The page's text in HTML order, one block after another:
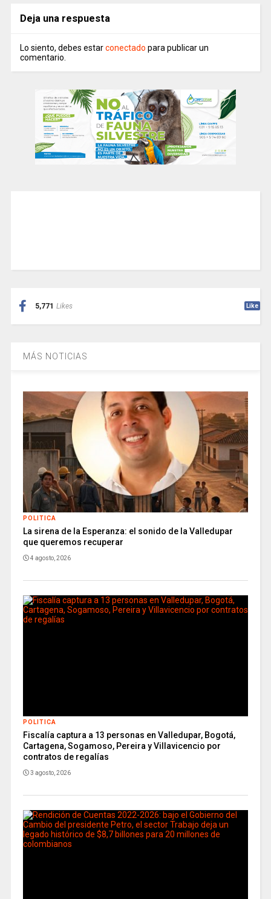
Deja una respuesta
Lo siento, debes estarconectado para publicar un
comentario.
5,771 Likes Like
MÁS NOTICIAS
POLITICA
La sirena de la Esperanza: el sonido de la Valledupar
que queremos recuperar
4 agosto, 2026
POLITICA
Fiscalía captura a 13 personas en Valledupar, Bogotá,
Cartagena, Sogamoso, Pereira y Villavicencio por
contratos de regalías
3 agosto, 2026